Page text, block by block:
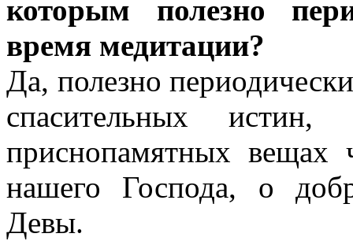
которым полезно
время медитации?
Да, полезно
спасительных
приснопамятных вещах
нашего Господа, о
Девы.